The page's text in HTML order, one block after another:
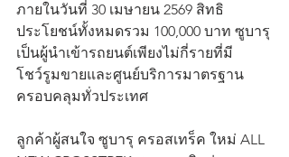
ภายในวันที่ 30 เมษายน 2569 สิทธิ
ประโยชน์ทั้งหมดรวม 100,000 บาท ซูบารุ
เป็นผู้นำเข้ารถยนต์เพียงไม่กี่รายที่มี
โชว์รูมขายและศูนย์บริการมาตรฐาน
ครอบคลุมทั่วประเทศ
ลูกค้าผู้สนใจ ซูบารุ ครอสเทร็ค ใหม่ ALL